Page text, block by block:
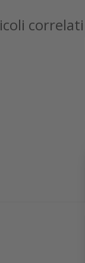
correlati